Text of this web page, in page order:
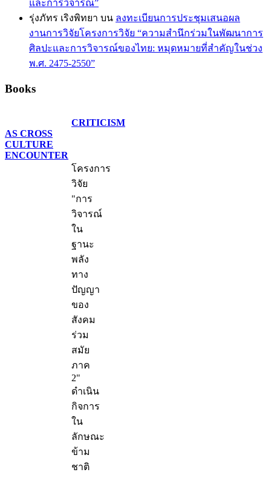
และการวิจารณ์”
รุ่งภัทร เริงพิทยา บน ลงทะเบียนการประชุมเสนอผล
งานการวิจัยโครงการวิจัย “ความสำนึกร่วมในพัฒนาการ
ศิลปะและการวิจารณ์ของไทย: หมุดหมายที่สำคัญในช่วง
พ.ศ. 2475-2550”
Books
CRITICISM
AS CROSS
CULTURE
ENCOUNTER
โครงการ
วิจัย
"การ
วิจารณ์
ใน
ฐานะ
พลัง
ทาง
ปัญญา
ของ
สังคม
ร่วม
สมัย
ภาค
2"
ดำเนิน
กิจการ
ใน
ลักษณะ
ข้าม
ชาติ